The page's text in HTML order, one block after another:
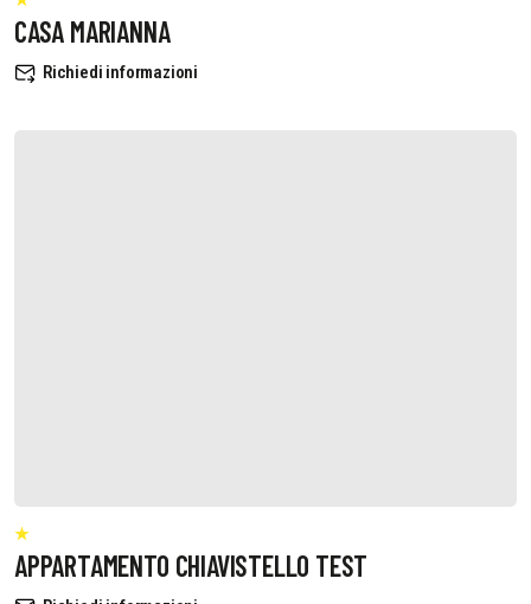
CASA MARIANNA
Richiedi informazioni
APPARTAMENTO CHIAVISTELLO TEST